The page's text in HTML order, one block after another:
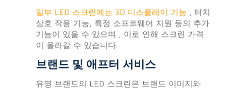
일부 LED 스크린에는 3D 디스플레이 기능 , 터치
상호 작용 기능, 특정 소프트웨어 지원 등의 추가
기능이 있을 수 있으며 , 이로 인해 스크린 가격
이 올라갈 수 있습니다.
브랜드 및 애프터 서비스
유명 브랜드의 LED 스크린은 브랜드 이미지와